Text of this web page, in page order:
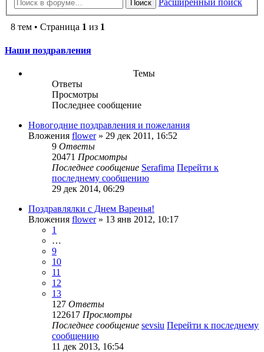
Поиск Расширенный поиск
8 тем • Страница 1 из 1
Наши поздравления
Темы
Ответы
Просмотры
Последнее сообщение
Новогодние поздравления и пожелания
Вложения flower» 29 дек 2011, 16:52
9 Ответы
20471 Просмотры
Последнее сообщение Serafima Перейти к
последнему сообщению
29 дек 2014, 06:29
Поздравлялки с Днем Варенья!
Вложения flower» 13 янв 2012, 10:17
1
…
9
10
11
12
13
127 Ответы
122617 Просмотры
Последнее сообщение sevsiu Перейти к последнему
сообщению
11 дек 2013, 16:54